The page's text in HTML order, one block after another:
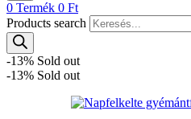
0 Termék 0 Ft
Products search
-13% Sold out
-13% Sold out